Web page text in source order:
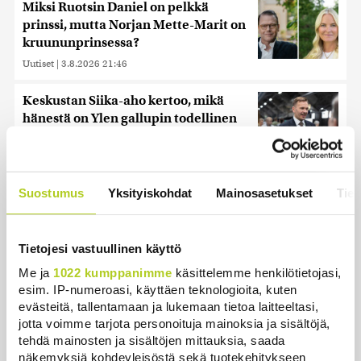
Suostumus Yksityiskohdat Mainosasetukset
Tietojesi vastuullinen käyttö
Me ja 1022 kumppanimme käsittelemme henkilötietojasi,
esim. IP-numeroasi, käyttäen teknologioita, kuten
evästeitä, tallentamaan ja lukemaan tietoa laitteeltasi,
jotta voimme tarjota personoituja mainoksia ja sisältöjä,
tehdä mainosten ja sisältöjen mittauksia, saada
näkemyksiä kohdeyleisöstä sekä tuotekehitykseen
Miksi Ruotsin Daniel on pelkkä
prinssi, mutta Norjan Mette-Marit on
kruununprinsessa?
Uutiset | 3.8.2026 21:46
Keskustan Siika-aho kertoo, mikä
hänestä on Ylen gallupin todellinen
Uutiset | 6.8.2026 11:56
Harva tajusi Hitlerin olympialaisissa,
Uutiset | 5.8.2026 21:41
Murska-arvio: Nato on
vuosikymmenen jäljessä Venäjän
suorituskyvystä
Uutiset | 5.8.2026 22:15